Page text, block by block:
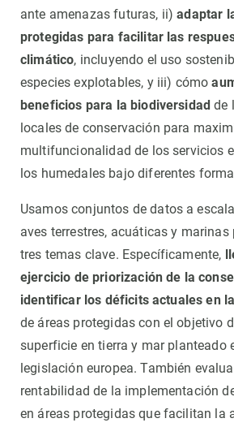
ante amenazas futuras, ii)adaptar
protegidas para facilitar las
climático, incluyendo el uso
especies explotables, y iii) cómo
beneficios para la biodiversidad de
locales de conservación para
multifuncionalidad de los servicios
los humedales bajo diferentes
Usamos conjuntos de datos a
aves terrestres, acuáticas y
tres temas clave. Específicamente,
ejercicio de priorización de la
identificar los déficits actuales en
de áreas protegidas con el objetivo
superficie en tierra y mar planteado
legislación europea. También
rentabilidad de la implementación
en áreas protegidas que facilitan la